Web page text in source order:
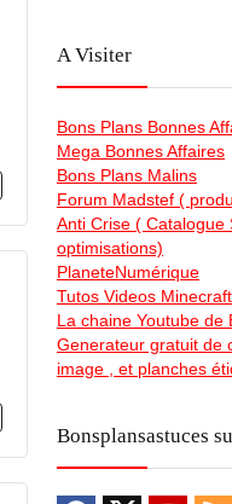
A Visiter
Bons Plans Bonnes
Mega Bonnes Affaires
Bons Plans Malins
Forum Madstef (
Anti Crise ( Catalogue
optimisations)
PlaneteNumérique
Tutos Videos
La chaine Youtube de
Generateur gratuit de
image , et planches
Bonsplansastuces